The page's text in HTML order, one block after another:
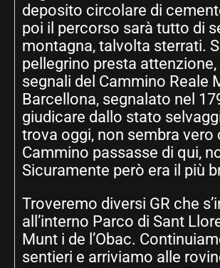
deposito circolare di
poi il percorso sarà tutto di
montagna, talvolta sterrati.
pellegrino presta attenzione,
segnali del Cammino Reale
Barcellona, segnalato nel
giudicare dallo stato
trova oggi, non sembra vero
Cammino passasse di qui,
Sicuramente però era il più
Troveremo diversi GR che
all’interno Parco di Sant
Munt i de l’Obac.
sentieri e arriviamo alle